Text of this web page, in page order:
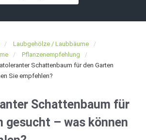
Laubgehölze / Laubbäume
Pflanzenempfehlung
Schattenbaum für den Garten
Sie empfehlen?
Schattenbaum für
gesucht – was können